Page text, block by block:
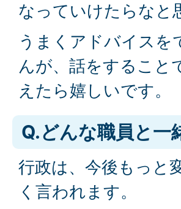
なっていけたらなと
うまくアドバイス
んが、話をすること
えたら嬉しいです。
Q.どんな職員と一
行政は、今後もっと
く言われます。